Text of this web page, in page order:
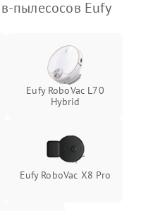
пылесосов Eufy
Eufy RoboVac L70
Hybrid
Eufy RoboVac X8 Pro